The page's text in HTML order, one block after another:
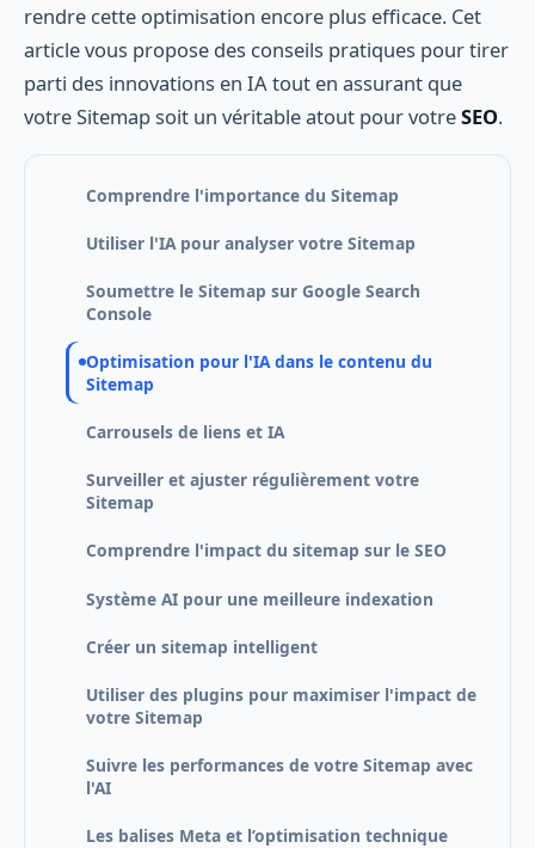
rendre cette optimisation encore plus efficace. Cet
article vous propose des conseils pratiques pour tirer
parti des innovations en IA tout en assurant que
votre Sitemap soit un véritable atout pour votreSEO.
Comprendre l'importance du Sitemap
Utiliser l'IA pour analyser votre Sitemap
Soumettre le Sitemap sur Google Search
Console
Optimisation pour l'IA dans le contenu du
Sitemap
Carrousels de liens et IA
Surveiller et ajuster régulièrement votre
Sitemap
Comprendre l'impact du sitemap sur le SEO
Système AI pour une meilleure indexation
Créer un sitemap intelligent
Utiliser des plugins pour maximiser l'impact de
votre Sitemap
Suivre les performances de votre Sitemap avec
l'AI
Les balises Meta et l’optimisation technique